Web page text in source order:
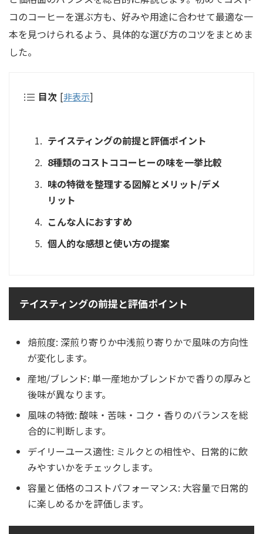
コのコーヒーを選ぶ方も、好みや用途に合わせて最適な一
本を見つけられるよう、具体的な選び方のコツをまとめま
した。
目次 [非表示]
テイスティングの前提と評価ポイント
8種類のコストココーヒーの味を一挙比較
味の特徴を整理する図解とメリット/デメ
リット
こんな人におすすめ
個人的な感想と使い方の提案
テイスティングの前提と評価ポイント
焙煎度: 深煎り寄りか中浅煎り寄りかで風味の方向性
が変化します。
産地/ブレンド: 単一産地かブレンドかで香りの厚みと
後味が異なります。
風味の特徴: 酸味・苦味・コク・香りのバランスを総
合的に判断します。
デイリーユース適性: ミルクとの相性や、日常的に飲
みやすいかをチェックします。
容量と価格のコストパフォーマンス: 大容量で日常的
に楽しめるかを評価します。